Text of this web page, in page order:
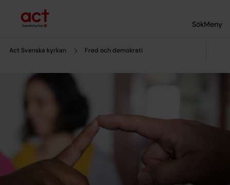
SökMeny
Act Svenska kyrkan Fred och demokrati